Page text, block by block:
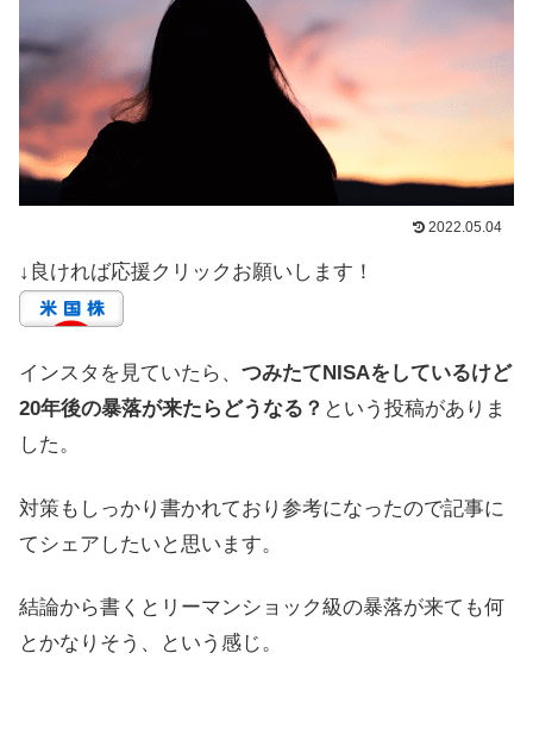
2022.05.04
↓良ければ応援クリックお願いします！
インスタを見ていたら、 つみたてNISAをしているけど
20年後の暴落が来たらどうなる？ という投稿がありま
した。
対策もしっかり書かれており参考になったので記事に
てシェアしたいと思います。
結論から書くとリーマンショック級の暴落が来ても何
とかなりそう、という感じ。